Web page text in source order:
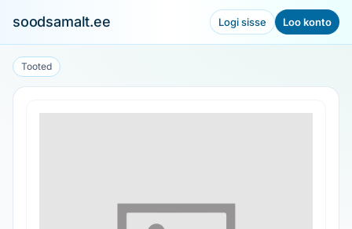
soodsamalt.ee Logi sisse Loo konto
Tooted